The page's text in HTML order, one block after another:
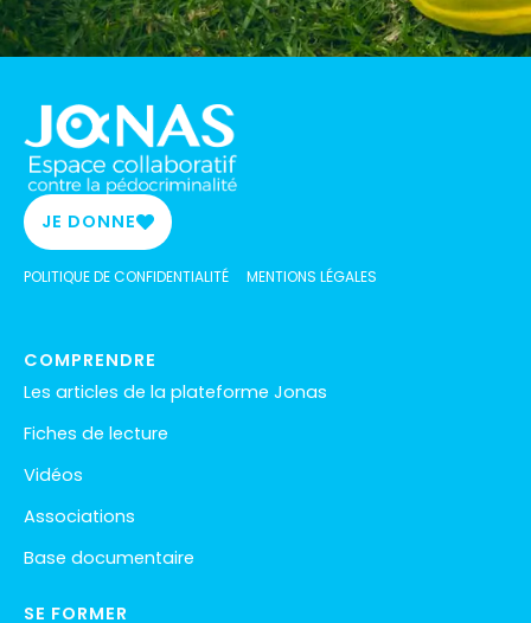
JE DONNE
POLITIQUE DE CONFIDENTIALITÉ MENTIONS LÉGALES
COMPRENDRE
Les articles de la plateforme Jonas
Fiches de lecture
Vidéos
Associations
Base documentaire
SE FORMER